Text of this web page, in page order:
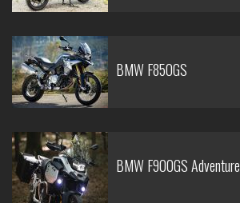
BMW F850GS
BMW F900GS Adventure